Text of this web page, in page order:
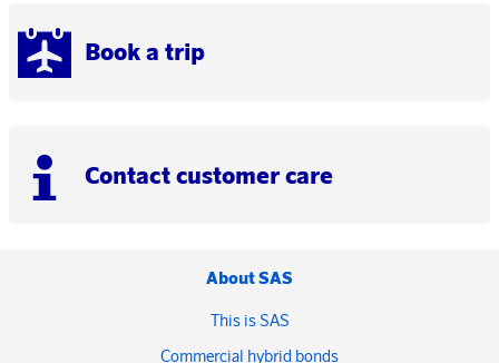
Book a trip
Contact customer care
About SAS
This is SAS
Commercial hybrid bonds